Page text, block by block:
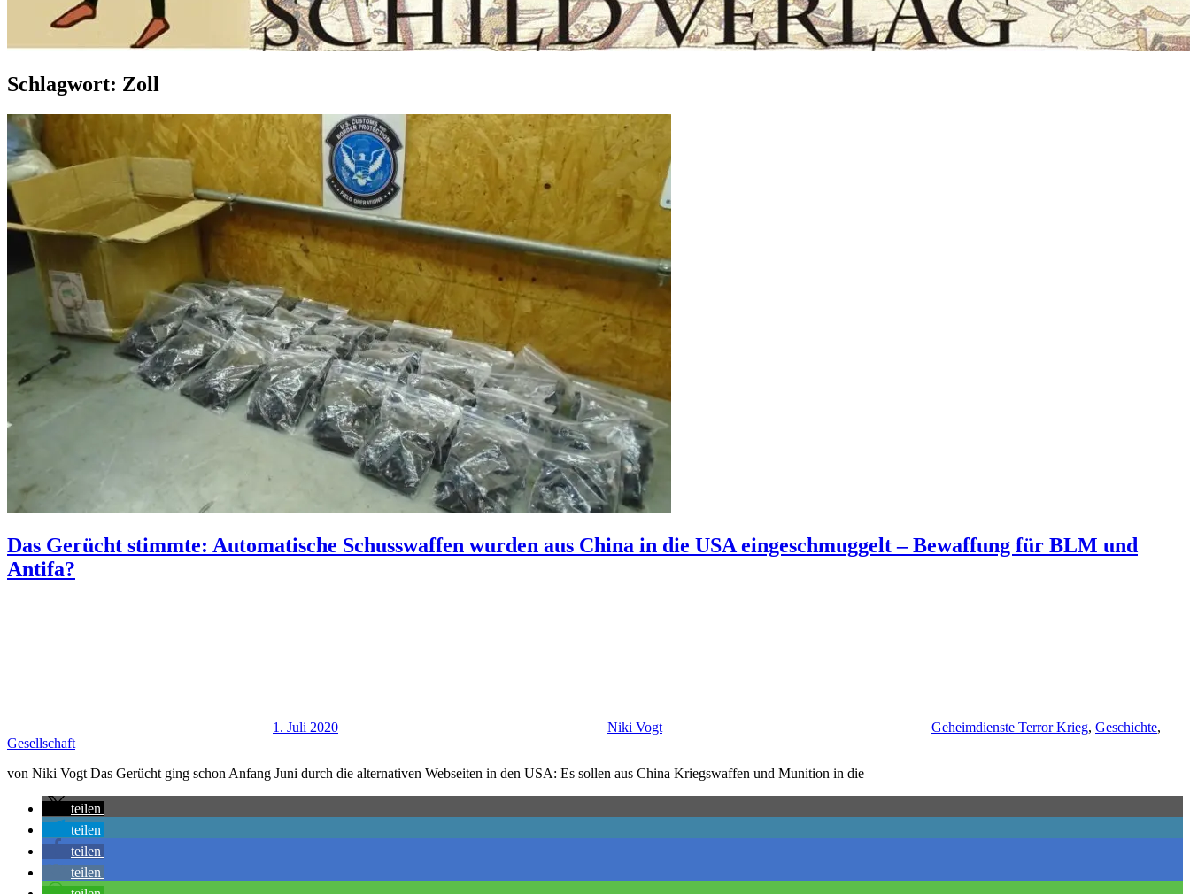
Schlagwort: Zoll
Das Gerücht stimmte: Automatische Schusswaffen wurden aus China in die USA eingeschmuggelt – Bewaffung für BLM und
Antifa?
1. Juli 2020 Niki Vogt Geheimdienste Terror Krieg, Geschichte,
Gesellschaft
von Niki Vogt Das Gerücht ging schon Anfang Juni durch die alternativen Webseiten in den USA: Es sollen aus China Kriegswaffen und Munition in die
teilen
teilen
teilen
teilen